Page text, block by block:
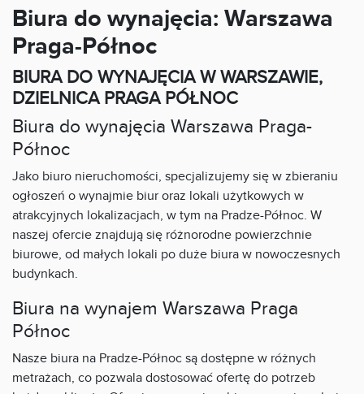
Biura do wynajęcia: Warszawa
Praga-Północ
BIURA DO WYNAJĘCIA W WARSZAWIE,
DZIELNICA PRAGA PÓŁNOC
Biura do wynajęcia Warszawa Praga-
Północ
Jako biuro nieruchomości, specjalizujemy się w zbieraniu
ogłoszeń o wynajmie biur oraz lokali użytkowych w
atrakcyjnych lokalizacjach, w tym na Pradze-Północ. W
naszej ofercie znajdują się różnorodne powierzchnie
biurowe, od małych lokali po duże biura w nowoczesnych
budynkach.
Biura na wynajem Warszawa Praga
Północ
Nasze biura na Pradze-Północ są dostępne w różnych
metrażach, co pozwala dostosować ofertę do potrzeb